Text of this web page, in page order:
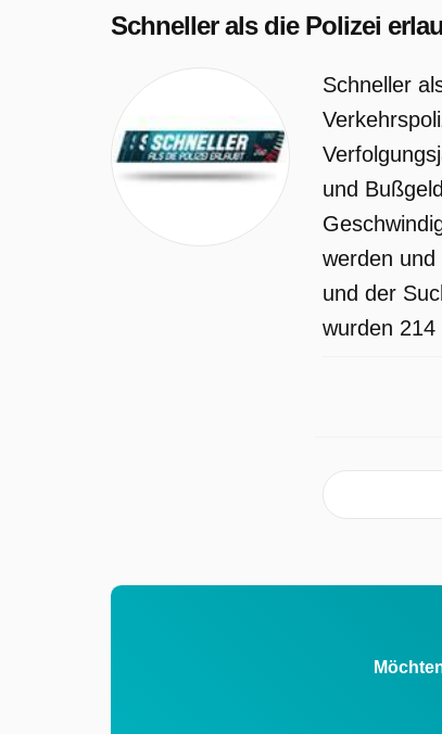
Schneller als die Polizei
Schneller
und
werden
und der
wurden